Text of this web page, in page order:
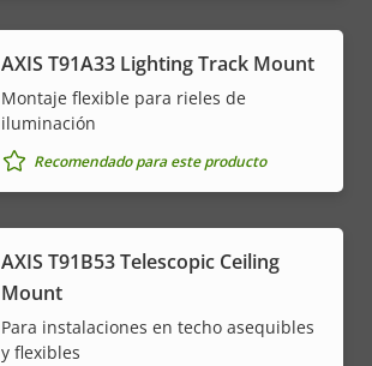
AXIS T91A33 Lighting Track Mount
Montaje flexible para rieles de
iluminación
Recomendado para este producto
AXIS T91B53 Telescopic Ceiling
Mount
Para instalaciones en techo asequibles
y flexibles